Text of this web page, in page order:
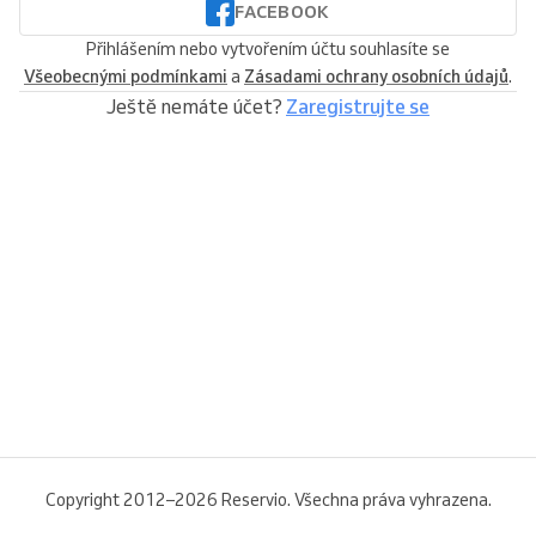
FACEBOOK
Přihlášením nebo vytvořením účtu souhlasíte se
Všeobecnými podmínkami a Zásadami ochrany osobních údajů.
Ještě nemáte účet? Zaregistrujte se
Copyright 2012–2026 Reservio. Všechna práva vyhrazena.